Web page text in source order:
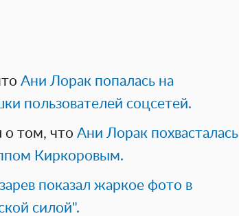
Ани Лорак попалась на
пользователей соцсетей.
о том, что Ани Лорак похвасталась
Киркоровым.
показал жаркое фото в
силой".